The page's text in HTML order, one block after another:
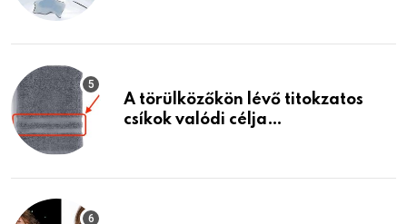
A törülközőkön lévő titokzatos
csíkok valódi célja…